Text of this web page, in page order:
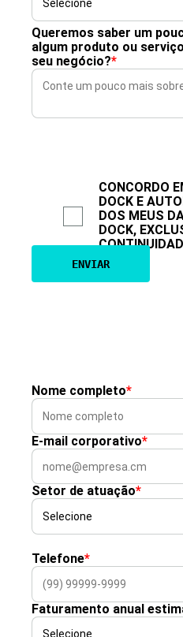
Queremos saber um
algum produto ou
seu negócio?*
CONCORDO
DOCK E
DOS MEUS
DOCK,
Nome completo*
E-mail corporativo*
Setor de atuação*
Telefone*
Faturamento anual